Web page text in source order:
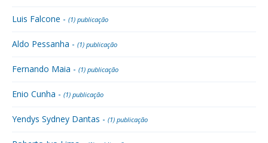
Luis Falcone - (1) publicação
Aldo Pessanha - (1) publicação
Fernando Maia - (1) publicação
Enio Cunha - (1) publicação
Yendys Sydney Dantas - (1) publicação